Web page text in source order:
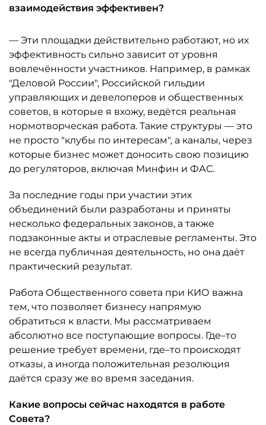
взаимодействия эффективен?
— Эти площадки действительно работают, но их
эффективность сильно зависит от уровня
вовлечённости участников. Например, в рамках
"Деловой России", Российской гильдии
управляющих и девелоперов и общественных
советов, в которые я вхожу, ведётся реальная
нормотворческая работа. Такие структуры — это
не просто "клубы по интересам", а каналы, через
которые бизнес может доносить свою позицию
до регуляторов, включая Минфин и ФАС.
За последние годы при участии этих
объединений были разработаны и приняты
несколько федеральных законов, а также
подзаконные акты и отраслевые регламенты. Это
не всегда публичная деятельность, но она даёт
практический результат.
Работа Общественного совета при КИО важна
тем, что позволяет бизнесу напрямую
обратиться к власти. Мы рассматриваем
абсолютно все поступающие вопросы. Где–то
решение требует времени, где–то происходят
отказы, а иногда положительная резолюция
даётся сразу же во время заседания.
Какие вопросы сейчас находятся в работе
Совета?